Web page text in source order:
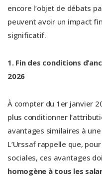
encore l’objet de débats
peuvent avoir un impact
significatif.
1. Fin des conditions
2026
À compter du 1er janvier
plus conditionner
avantages similaires à
L’Urssaf rappelle que,
sociales, ces avantages
homogène à tous les